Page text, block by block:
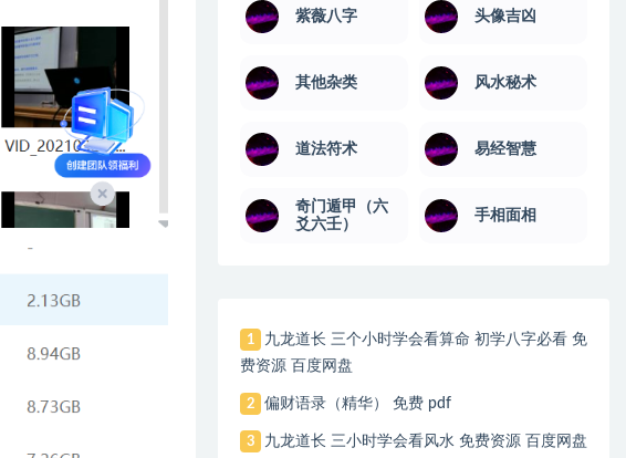
紫薇八字 头像吉凶
其他杂类 风水秘术
道法符术 易经智慧
奇门遁甲（六
爻六壬）
手相面相
1
九龙道长 三个小时学会看算命 初学八字必看 免
费资源 百度网盘
2 偏财语录（精华） 免费 pdf
3
九龙道长 三小时学会看风水 免费资源 百度网盘